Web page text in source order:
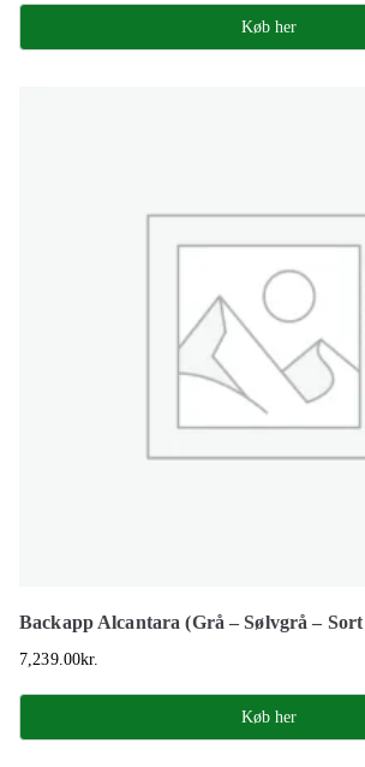
Køb her
Backapp Alcantara (Grå – Sølvgrå –
7,239.00kr.
Køb her